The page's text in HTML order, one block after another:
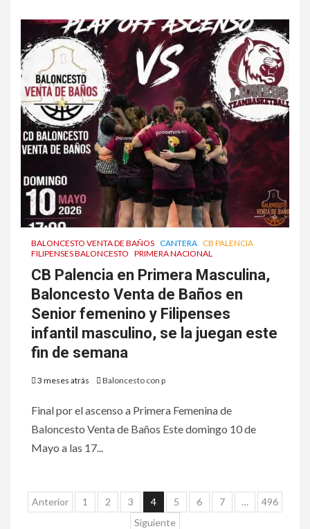
BALONCESTO VENTA DE BAÑOS CANTERA CB PALENCIA
FILIPENSES BALONCESTO PRIMERA NACIONAL
CB Palencia en Primera Masculina,
Baloncesto Venta de Baños en
Senior femenino y Filipenses
infantil masculino, se la juegan este
fin de semana
3 meses atrás Baloncesto con p
Final por el ascenso a Primera Femenina de
Baloncesto Venta de Baños Este domingo 10 de
Mayo a las 17...
Anterior 1 2 3 4 5 6 7 …
496
Siguiente